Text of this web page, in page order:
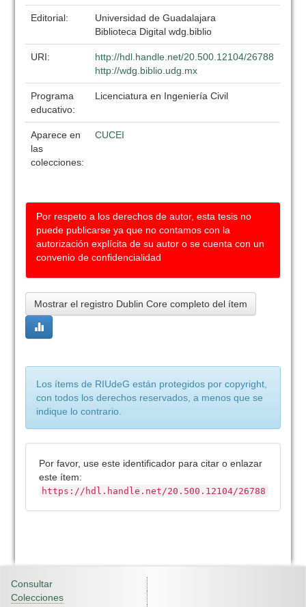
Editorial:
Universidad de Guadalajara
Biblioteca Digital wdg.biblio
URI:
http://hdl.handle.net/20.500.12104/26788
http://wdg.biblio.udg.mx
Programa
educativo:
Licenciatura en Ingeniería Civil
Aparece en
las
colecciones:
CUCEI
Por respeto a los derechos de autor, esta tesis no
puede publicarse ya que no contamos con la
autorización explícita de su autor o se cuenta con un
convenio de confidencialidad
Mostrar el registro Dublin Core completo del ítem
Los ítems de RIUdeG están protegidos por copyright,
con todos los derechos reservados, a menos que se
indique lo contrario.
Por favor, use este identificador para citar o enlazar
este ítem:
https://hdl.handle.net/20.500.12104/26788
Consultar
Colecciones